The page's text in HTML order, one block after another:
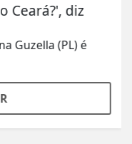
Ceará?', diz
Guzella (PL) é